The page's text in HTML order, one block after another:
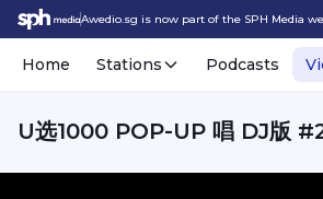
Awedio.sg is now part of the SPH Media
Home Stations Podcasts
U选1000 POP-UP 唱 DJ版